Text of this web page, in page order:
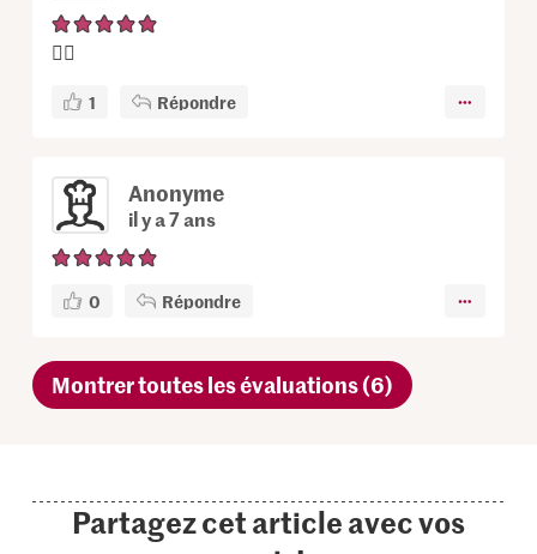
👍🏻
1 Répondre
Anonyme
il y a 7 ans
0 Répondre
Montrer toutes les évaluations (6)
Partagez cet article avec vos